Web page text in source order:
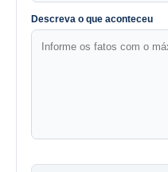
Descreva o que aconteceu